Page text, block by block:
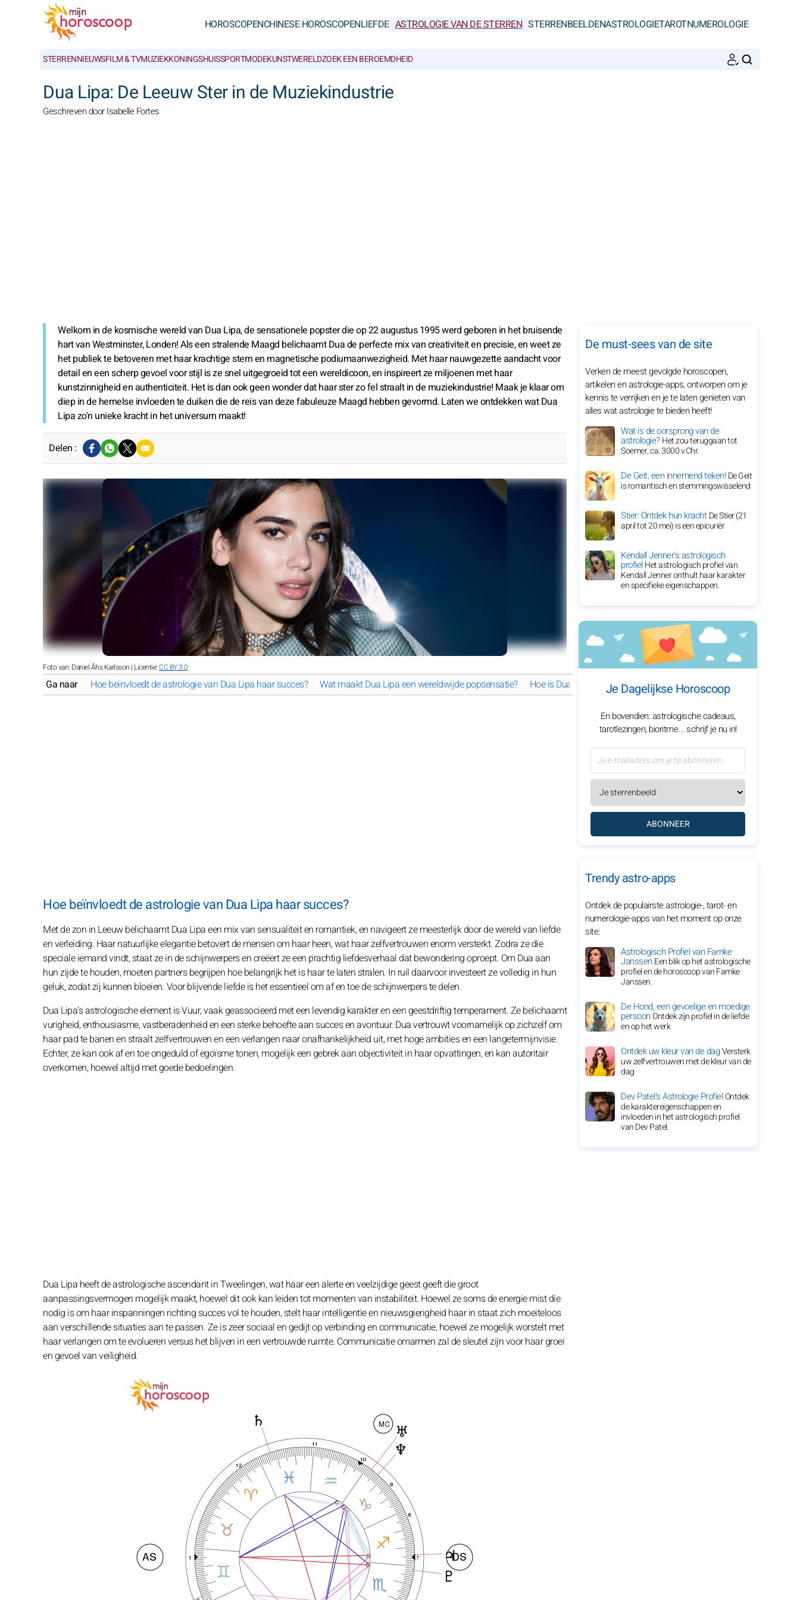
HOROSCOPENCHINESE HOROSCOPENLIEFDE ASTROLOGIE VAN DE STERREN STERRENBEELDENASTROLOGIETAROTNUMEROLOGIE
STERRENNIEUWSFILM & TVMUZIEKKONINGSHUISSPORTMODEKUNSTWERELDZOEK EEN BEROEMDHEID
Dua Lipa: De Leeuw Ster in de Muziekindustrie
Geschreven door Isabelle Fortes
Welkom in de kosmische wereld van Dua Lipa, de sensationele popster die op 22 augustus 1995 werd geboren in het bruisende
hart van Westminster, Londen! Als een stralende Maagd belichaamt Dua de perfecte mix van creativiteit en precisie, en weet ze
het publiek te betoveren met haar krachtige stem en magnetische podiumaanwezigheid. Met haar nauwgezette aandacht voor
detail en een scherp gevoel voor stijl is ze snel uitgegroeid tot een wereldicoon, en inspireert ze miljoenen met haar
kunstzinnigheid en authenticiteit. Het is dan ook geen wonder dat haar ster zo fel straalt in de muziekindustrie! Maak je klaar om
diep in de hemelse invloeden te duiken die de reis van deze fabuleuze Maagd hebben gevormd. Laten we ontdekken wat Dua
Lipa zo'n unieke kracht in het universum maakt!
Delen :
Foto van: Daniel Åhs Karlsson | Licentie:CC BY 3.0
Ga naar Hoe beïnvloedt de astrologie van Dua Lipa haar succes? Wat maakt Dua Lipa een wereldwijde popsensatie? Hoe is Dua Lipa beroemd geworden? Dua Lipa's betoverende
Hoe beïnvloedt de astrologie van Dua Lipa haar succes?
Met de zon in Leeuw belichaamt Dua Lipa een mix van sensualiteit en romantiek, en navigeert ze meesterlijk door de wereld van liefde
en verleiding. Haar natuurlijke elegantie betovert de mensen om haar heen, wat haar zelfvertrouwen enorm versterkt. Zodra ze die
speciale iemand vindt, staat ze in de schijnwerpers en creëert ze een prachtig liefdesverhaal dat bewondering oproept. Om Dua aan
hun zijde te houden, moeten partners begrijpen hoe belangrijk het is haar te laten stralen. In ruil daarvoor investeert ze volledig in hun
geluk, zodat zij kunnen bloeien. Voor blijvende liefde is het essentieel om af en toe de schijnwerpers te delen.
Dua Lipa's astrologische element is Vuur, vaak geassocieerd met een levendig karakter en een geestdriftig temperament. Ze belichaamt
vurigheid, enthousiasme, vastberadenheid en een sterke behoefte aan succes en avontuur. Dua vertrouwt voornamelijk op zichzelf om
haar pad te banen en straalt zelfvertrouwen en een verlangen naar onafhankelijkheid uit, met hoge ambities en een langetermijnvisie.
Echter, ze kan ook af en toe ongeduld of egoïsme tonen, mogelijk een gebrek aan objectiviteit in haar opvattingen, en kan autoritair
overkomen, hoewel altijd met goede bedoelingen.
Dua Lipa heeft de astrologische ascendant in Tweelingen, wat haar een alerte en veelzijdige geest geeft die groot
aanpassingsvermogen mogelijk maakt, hoewel dit ook kan leiden tot momenten van instabiliteit. Hoewel ze soms de energie mist die
nodig is om haar inspanningen richting succes vol te houden, stelt haar intelligentie en nieuwsgierigheid haar in staat zich moeiteloos
aan verschillende situaties aan te passen. Ze is zeer sociaal en gedijt op verbinding en communicatie, hoewel ze mogelijk worstelt met
haar verlangen om te evolueren versus het blijven in een vertrouwde ruimte. Communicatie omarmen zal de sleutel zijn voor haar groei
en gevoel van veiligheid.
De must-sees van de site
Verken de meest gevolgde horoscopen,
artikelen en astrologie-apps, ontworpen om je
kennis te verrijken en je te laten genieten van
alles wat astrologie te bieden heeft!
Wat is de oorsprong van de
astrologie?Het zou teruggaan tot
Soemer, ca. 3000 v.Chr.
De Geit, een innemend teken!De Geit
is romantisch en stemmingswisselend
Stier: Ontdek hun krachtDe Stier (21
april tot 20 mei) is een epicuriër
Kendall Jenner's astrologisch
profielHet astrologisch profiel van
Kendall Jenner onthult haar karakter
en specifieke eigenschappen.
Je Dagelijkse Horoscoop
En bovendien: astrologische cadeaus,
tarotlezingen, bioritme... schrijf je nu in!
ABONNEER
Trendy astro-apps
Ontdek de populairste astrologie-, tarot- en
numerologie-apps van het moment op onze
site:
Astrologisch Profiel van Famke
JanssenEen blik op het astrologische
profiel en de horoscoop van Famke
Janssen.
De Hond, een gevoelige en moedige
persoonOntdek zijn profiel in de liefde
en op het werk
Ontdek uw kleur van de dagVersterk
uw zelfvertrouwen met de kleur van de
dag
Dev Patel's Astrologie ProfielOntdek
de karaktereigenschappen en
invloeden in het astrologisch profiel
van Dev Patel.